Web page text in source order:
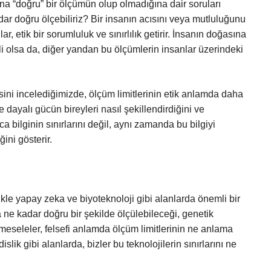
“doğru” bir ölçümün olup olmadığına dair soruları
doğru ölçebiliriz? Bir insanın acısını veya mutluluğunu
etik bir sorumluluk ve sınırlılık getirir. İnsanın doğasına
da, diğer yandan bu ölçümlerin insanlar üzerindeki
incelediğimizde, ölçüm limitlerinin etik anlamda daha
gücün bireyleri nasıl şekillendirdiğini ve
bilginin sınırlarını değil, aynı zamanda bu bilgiyi
gösterir.
yapay zeka ve biyoteknoloji gibi alanlarda önemli bir
kadar doğru bir şekilde ölçülebileceği, genetik
felsefi anlamda ölçüm limitlerinin ne anlama
gibi alanlarda, bizler bu teknolojilerin sınırlarını ne